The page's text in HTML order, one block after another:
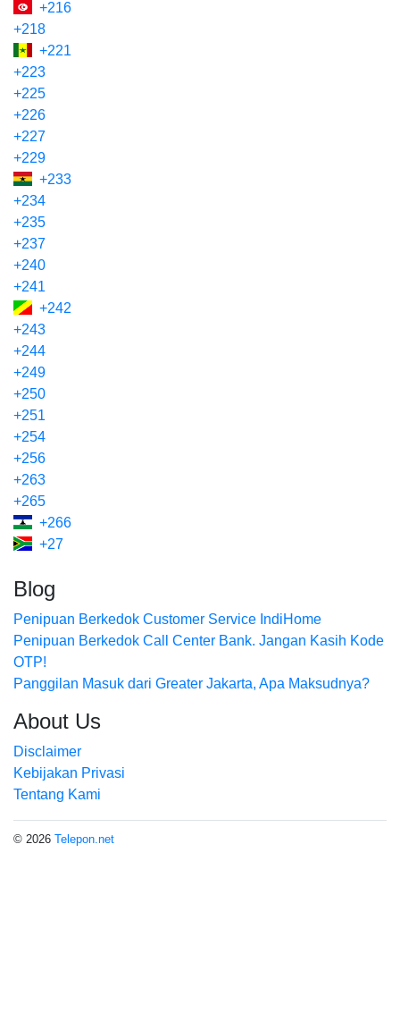
+216
+218
+221
+223
+225
+226
+227
+229
+233
+234
+235
+237
+240
+241
+242
+243
+244
+249
+250
+251
+254
+256
+263
+265
+266
+27
Blog
Penipuan Berkedok Customer Service IndiHome
Penipuan Berkedok Call Center Bank. Jangan Kasih Kode
OTP!
Panggilan Masuk dari Greater Jakarta, Apa Maksudnya?
About Us
Disclaimer
Kebijakan Privasi
Tentang Kami
© 2026 Telepon.net